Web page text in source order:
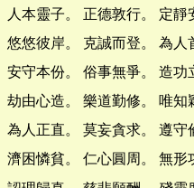
人本靈子。 正德敦行。 定靜
悠悠彼岸。 克誠而登。 為人
安守本份。 俗事無爭。 造功
劫由心造。 樂道勤修。 唯知
為人正直。 莫妄貪求。 遵守
濟困憐貧。 仁心圓周。 無形